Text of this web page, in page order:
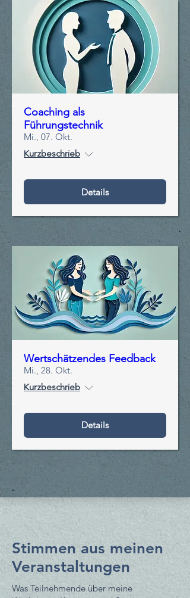
Coaching als
Führungstechnik
Mi., 07. Okt.
Kurzbeschrieb
Details
Wertschätzendes Feedback
Mi., 28. Okt.
Kurzbeschrieb
Details
Stimmen aus meinen
Veranstaltungen
Was Teilnehmende über meine